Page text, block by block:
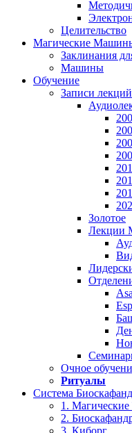
Целительство
Магические
Заклинания
Машины
Обучение
Записи лекций
Золотое
Лекции
Очное
Ритуалы
Система
1. Магические
2.
3. Киборг